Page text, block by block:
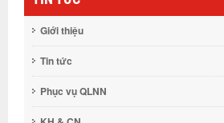
Giới thiệu
Tin tức
Phục vụ QLNN